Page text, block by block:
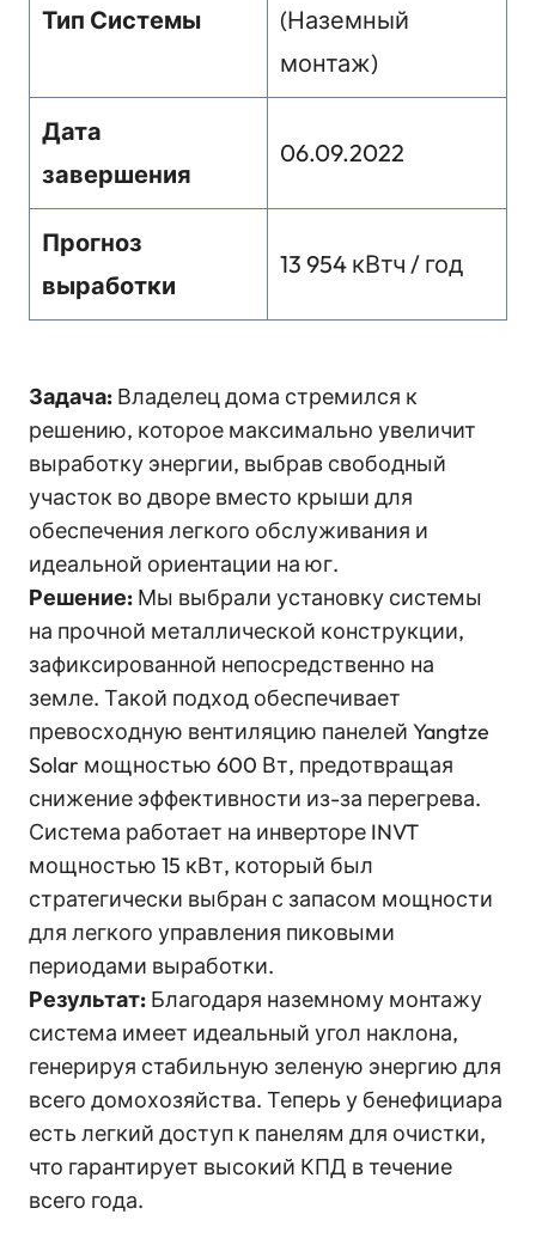
Тип Системы
(Наземный
монтаж)
Дата
завершения
06.09.2022
Прогноз
выработки
13 954 кВтч / год
Задача: Владелец дома стремился к
решению, которое максимально увеличит
выработку энергии, выбрав свободный
участок во дворе вместо крыши для
обеспечения легкого обслуживания и
идеальной ориентации на юг.
Решение: Мы выбрали установку системы
на прочной металлической конструкции,
зафиксированной непосредственно на
земле. Такой подход обеспечивает
превосходную вентиляцию панелей Yangtze
Solar мощностью 600 Вт, предотвращая
снижение эффективности из-за перегрева.
Система работает на инверторе INVT
мощностью 15 кВт, который был
стратегически выбран с запасом мощности
для легкого управления пиковыми
периодами выработки.
Результат: Благодаря наземному монтажу
система имеет идеальный угол наклона,
генерируя стабильную зеленую энергию для
всего домохозяйства. Теперь у бенефициара
есть легкий доступ к панелям для очистки,
что гарантирует высокий КПД в течение
всего года.